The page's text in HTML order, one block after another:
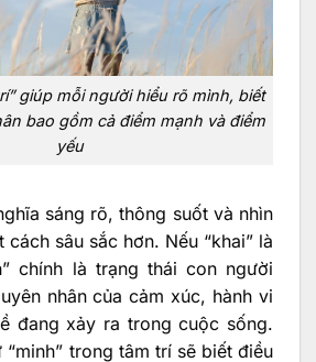
giúp mỗi người hiểu rõ mình, biết
bao gồm cả điểm mạnh và điểm
yếu
sáng rõ, thông suốt và nhìn
cách sâu sắc hơn. Nếu “khai” là
chính là trạng thái con người
nhân của cảm xúc, hành vi
đang xảy ra trong cuộc sống.
trong tâm trí sẽ biết điều